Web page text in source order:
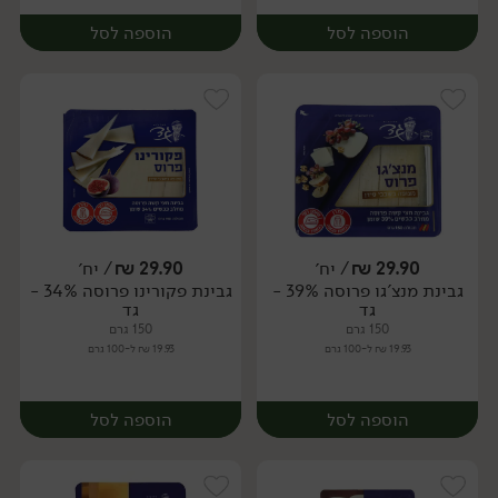
הוספה לסל
יח׳
הוספה לסל
יח׳
29.90
₪/ יח׳
גבינת מנצ'גו פרוסה 39% -
גד
150 גרם
19.93 ₪ ל-100 גרם
הוספה לסל
29.90
₪/ יח׳
גבינת פקורינו פרוסה 34% -
גד
150 גרם
19.93 ₪ ל-100 גרם
הוספה לסל